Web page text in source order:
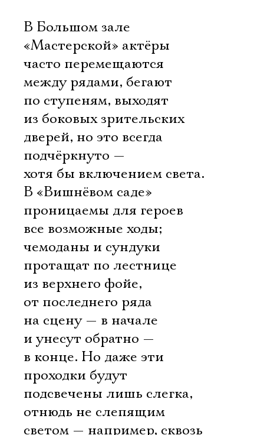
В Большом зале
«Мастерской» актёры
часто перемещаются
между рядами, бегают
по ступеням, выходят
из боковых зрительских
дверей, но это всегда
подчёркнуто —
хотя бы включением света.
В «Вишнёвом саде»
проницаемы для героев
все возможные ходы;
чемоданы и сундуки
протащат по лестнице
из верхнего фойе,
от последнего ряда
на сцену — в начале
и унесут обратно —
в конце. Но даже эти
проходки будут
подсвечены лишь слегка,
отнюдь не слепящим
светом — например, сквозь